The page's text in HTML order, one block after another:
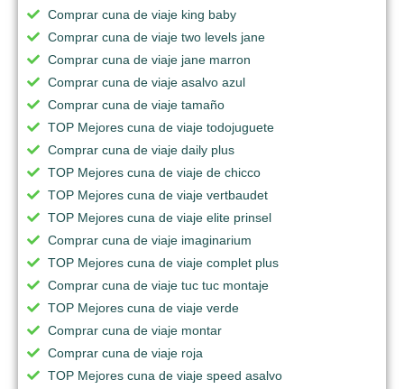
Comprar cuna de viaje king baby
Comprar cuna de viaje two levels jane
Comprar cuna de viaje jane marron
Comprar cuna de viaje asalvo azul
Comprar cuna de viaje tamaño
TOP Mejores cuna de viaje todojuguete
Comprar cuna de viaje daily plus
TOP Mejores cuna de viaje de chicco
TOP Mejores cuna de viaje vertbaudet
TOP Mejores cuna de viaje elite prinsel
Comprar cuna de viaje imaginarium
TOP Mejores cuna de viaje complet plus
Comprar cuna de viaje tuc tuc montaje
TOP Mejores cuna de viaje verde
Comprar cuna de viaje montar
Comprar cuna de viaje roja
TOP Mejores cuna de viaje speed asalvo